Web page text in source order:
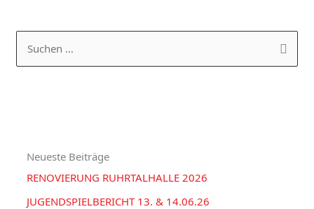
Neueste Beiträge
RENOVIERUNG RUHRTALHALLE 2026
JUGENDSPIELBERICHT 13. & 14.06.26
tC